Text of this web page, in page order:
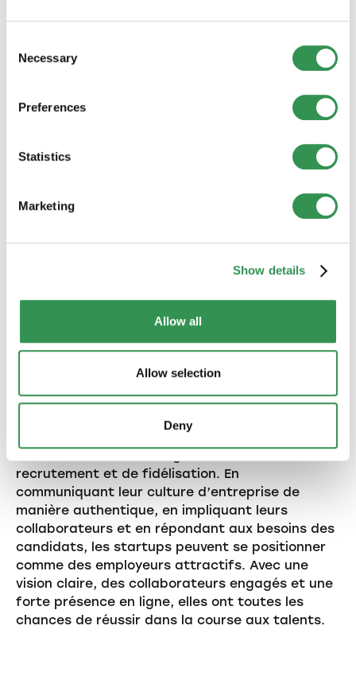
Selection
Necessary
Preferences
Statistics
Marketing
Show details
Allow all
Allow selection
Deny
Réaliser une étude de marché: Analysez ce
que font les entreprises performantes et
identifiez les besoins de votre cible.
(EVP): Elle doit clairement décrire ce qui rend
votre entreprise unique en tant qu’employeur.
collaborateurs actuels et vos candidats
entreprise est perçue et ce qui peut être
amélioré.
flexible et ajustez votre stratégie en fonction
Conclusion
L’Employer Branding est bien plus qu’un simple
concept à la mode – c’est une composante
recrutement et de fidélisation. En
communiquant leur culture d’entreprise de
manière authentique, en impliquant leurs
collaborateurs et en répondant aux besoins des
candidats, les startups peuvent se positionner
comme des employeurs attractifs. Avec une
vision claire, des collaborateurs engagés et une
forte présence en ligne, elles ont toutes les
chances de réussir dans la course aux talents.